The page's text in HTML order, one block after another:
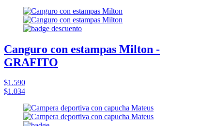
Canguro con estampas Milton -
GRAFITO
$1.590
$1.034